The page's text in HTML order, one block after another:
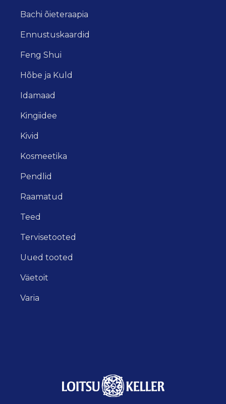
Bachi õieteraapia
Ennustuskaardid
Feng Shui
Hõbe ja Kuld
Idamaad
Kingiidee
Kivid
Kosmeetika
Pendlid
Raamatud
Teed
Tervisetooted
Uued tooted
Väetoit
Varia